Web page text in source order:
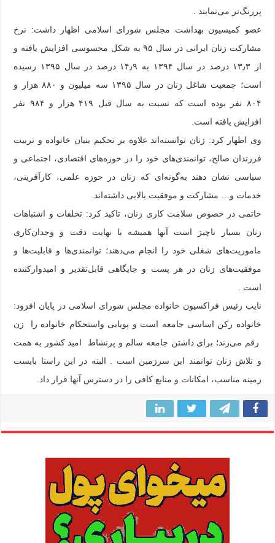
پررنگ‌تر می‌نمایند .
عضو کمیسیون بهداشت مجلس شورای اسلامی اظهار داشت: نرخ
مشارکت زنان ایرانی در سال ۹۵ به شکل محسوسی افزایش یافته و
از ۱۳٫۳ درصد در سال ۱۳۹۴ به ۱۴٫۹ درصد در سال ۱۳۹۵ رسیده
است؛ جمعیت شاغل زنان در سال ۱۳۹۵ سه میلیون و ۸۸۰ هزار و
۸۰۴ نفر بوده است که نسبت به سال قبل ۴۱۹ هزار و ۹۸۴ نفر
افزایش یافته است.
وی اظهار کرد: زنان توانسته‌اند علاوه بر تحکیم بنیان خانواده و تربیت
فرزندان صالح، توانمندی‌های خود را در حوزه‌های اقتصادی، اجتماعی و
سیاسی نشان دهند به‌گونه‌ای که زنان در حوزه علمی، کارآفرینی،
خدمات و… مشارکت و موفقیت بالایی داشته‌اند.
خاتمی در خصوص سلامت کاری زنان، تاکید کرد: تخلفات و اشتباهات
زنان بسیار ناچیز است آنها همیشه با نهایت دقت و وجدان‌کاری
ماموریت‌های شغلی خود را انجام می‌دهند؛ توانمندی‌ها و قابلیت‌ها و
موفقیت‌های زنان در هر پست و جایگاهی قابل‌تقدیر و امیدوارکننده
است .
نایب رئیس فراکسیون خانواده مجلس شورای اسلامی در پایان افزود:
خانواده رکن اساسی جامعه است و پویایی واستحکام خانواده را زن
رقم می‌زند؛ برای داشتن جامعه سالم و پرنشاط امید کشور به همت
و تلاش زنان توانمند این سرزمین است . البته در این راستا بایست
زمینه مناسب، امکانات و منابع کافی را در دسترس آنها قرار داد.